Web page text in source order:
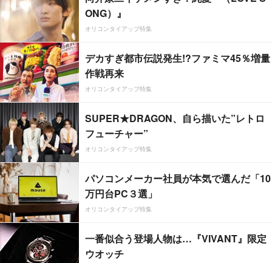
ONG）』
オリコンタイアップ特集
デカすぎ都市伝説発生!?ファミマ45％増量
作戦再来
オリコンタイアップ特集
SUPER★DRAGON、自ら描いた”レトロ
フューチャー”
オリコンタイアップ特集
パソコンメーカー社員が本気で選んだ「10
万円台PC３選」
オリコンタイアップ特集
一番似合う登場人物は…『VIVANT』限定
ウオッチ